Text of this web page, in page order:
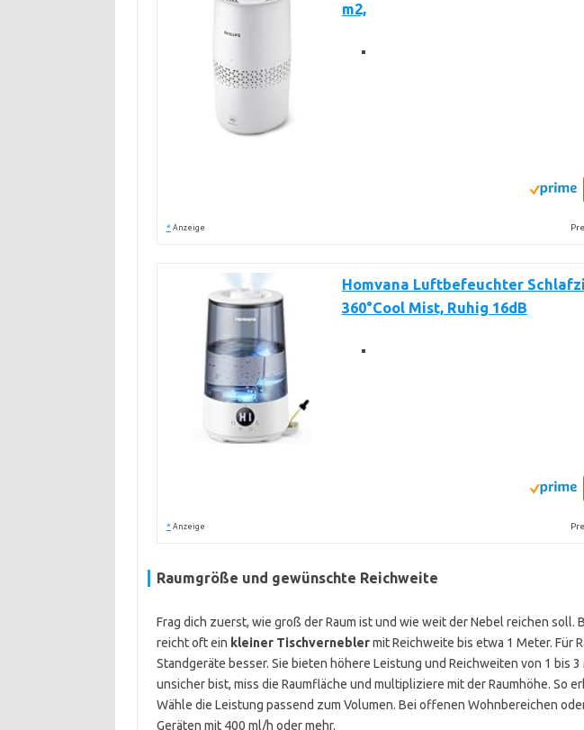
m2,
* Anzeige
Homvana Luftbefeuchter
360°Cool Mist, Ruhig 16dB
* Anzeige
Raumgröße und gewünschte Reichweite
Frag dich zuerst, wie groß der Raum ist und wie weit der Nebel reichen soll.
reicht oft ein kleiner Tischverneblermit Reichweite bis etwa 1 Meter. Für
Standgeräte besser. Sie bieten höhere Leistung und Reichweiten von 1 bis
unsicher bist, miss die Raumfläche und multipliziere mit der Raumhöhe. So
Wähle die Leistung passend zum Volumen. Bei offenen Wohnbereichen
Geräten mit 400 ml/h oder mehr.